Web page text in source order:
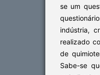
se um
indústria,
realizado
de
Sabe-se